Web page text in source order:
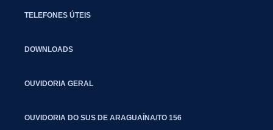
TELEFONES ÚTEIS
DOWNLOADS
OUVIDORIA GERAL
OUVIDORIA DO SUS DE ARAGUAÍNA/TO 156